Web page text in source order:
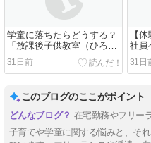
学童に落ちたらどうする？
「放課後子供教室（ひろば
事業）」のメリット・デメ
リットと賢い活用法
31日前
【
社員
考・
え方
31日
このブログのここがポイント
在宅勤務やフリー
子育てや学童に関する悩みと、そ